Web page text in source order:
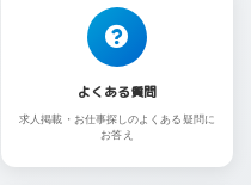
よくある質問
求人掲載・お仕事探しのよくある疑問に
お答え